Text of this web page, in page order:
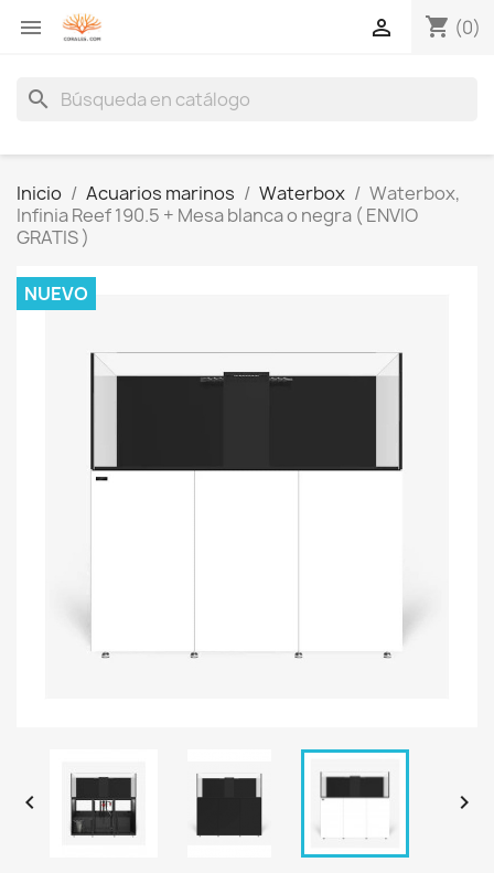
 shopping_cart (0)

search
Inicio Acuarios marinos Waterbox
Waterbox,
Infinia Reef 190.5 + Mesa blanca o negra ( ENVIO
GRATIS )
NUEVO
 